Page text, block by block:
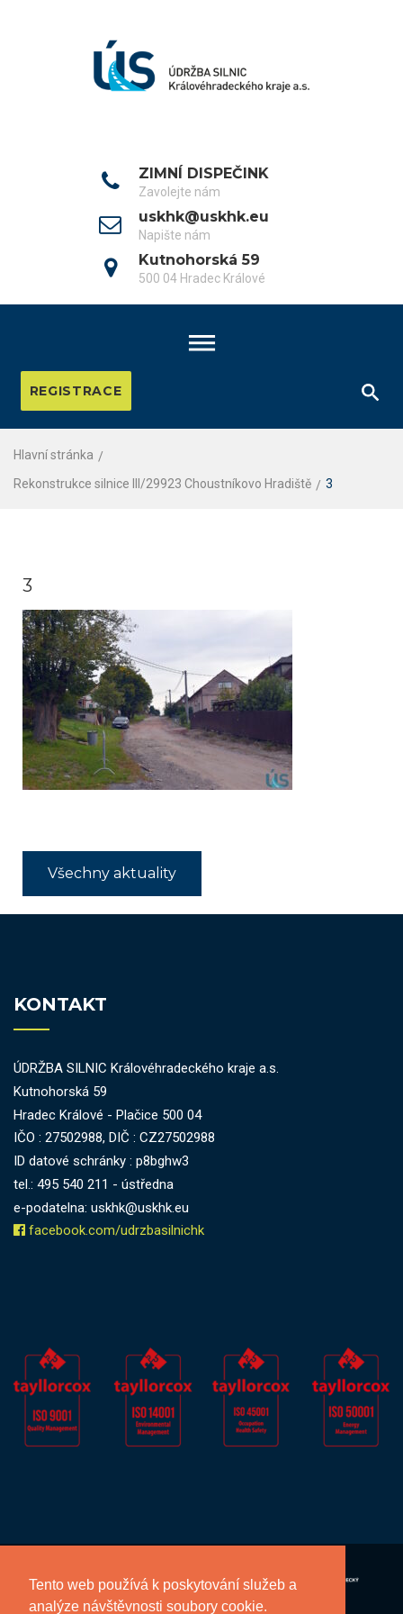
Tento web používá k poskytování služeb a
analýze návštěvnosti soubory cookie.
ZIMNÍ DISPEČINK
Zavolejte nám
uskhk@uskhk.eu
Napište nám
Kutnohorská 59
500 04 Hradec Králové
REGISTRACE
Hlavní stránka
Rekonstrukce silnice III/29923 Choustníkovo Hradiště
3
3
Všechny aktuality
KONTAKT
ÚDRŽBA SILNIC Královéhradeckého kraje a.s.
Kutnohorská 59
Hradec Králové - Plačice 500 04
IČO : 27502988, DIČ : CZ27502988
ID datové schránky : p8bghw3
tel.: 495 540 211 - ústředna
e-podatelna: uskhk@uskhk.eu
facebook.com/udrzbasilnichk